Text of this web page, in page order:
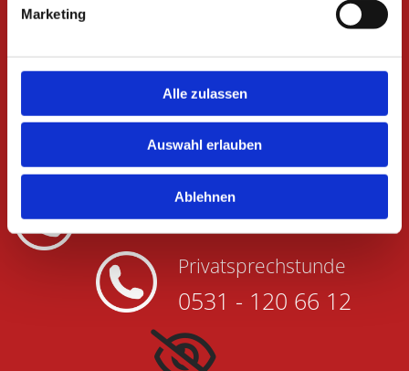
Marketing
Alle zulassen
Auswahl erlauben
Ablehnen
0531 - 120 66 00
Privatsprechstunde
0531 - 120 66 12